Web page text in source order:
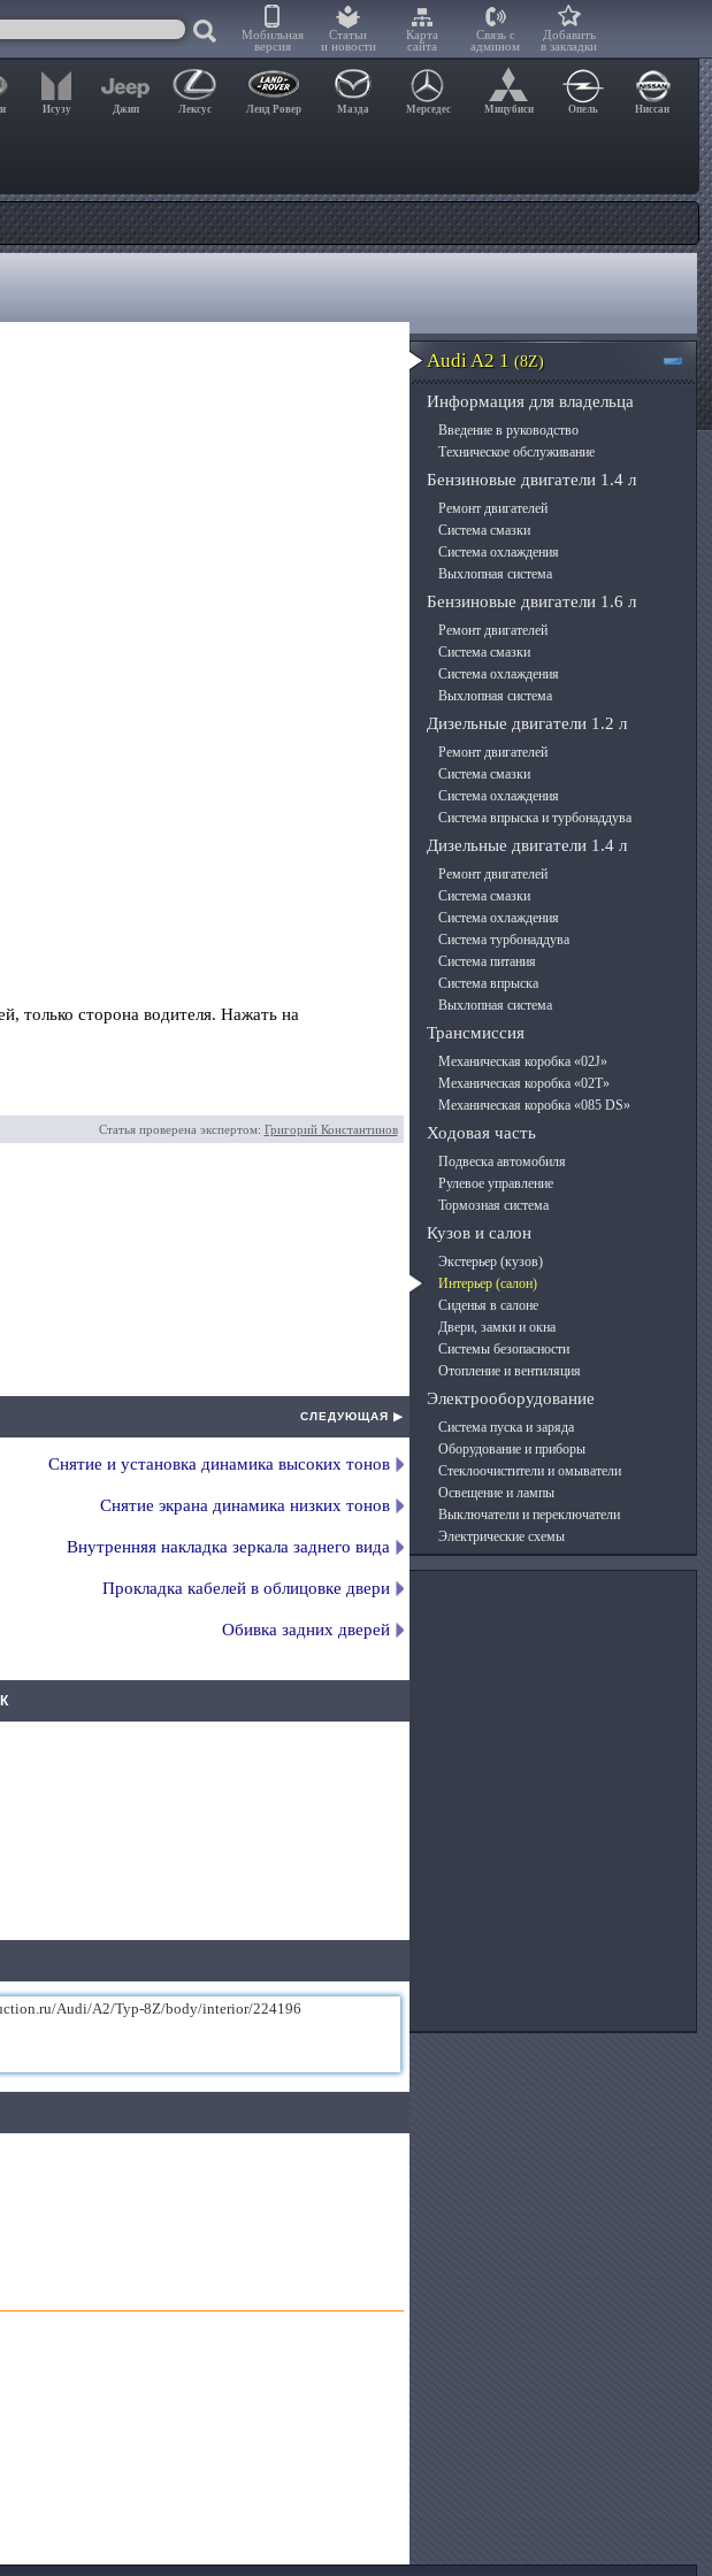
Мобильная
версия
Статьи
и новости
Карта
сайта
Связь с
админом
Добавить
в закладки
Исузу Джип Лексус Ленд Ровер Мазда Мерседес Мицубиси Опель Ниссан
только сторона водителя. Нажать на
Статья проверена экспертом: Григорий Константинов
СЛЕДУЮЩАЯ ▶
Снятие и установка динамика высоких тонов
Снятие экрана динамика низких тонов
Внутренняя накладка зеркала заднего вида
Прокладка кабелей в облицовке двери
Обивка задних дверей
Audi A2 1 (8Z)
Информация для владельца
Введение в руководство
Техническое обслуживание
Бензиновые двигатели 1.4 л
Ремонт двигателей
Система смазки
Система охлаждения
Выхлопная система
Бензиновые двигатели 1.6 л
Ремонт двигателей
Система смазки
Система охлаждения
Выхлопная система
Дизельные двигатели 1.2 л
Ремонт двигателей
Система смазки
Система охлаждения
Система впрыска и турбонаддува
Дизельные двигатели 1.4 л
Ремонт двигателей
Система смазки
Система охлаждения
Система турбонаддува
Система питания
Система впрыска
Выхлопная система
Трансмиссия
Механическая коробка «02J»
Механическая коробка «02T»
Механическая коробка «085 DS»
Ходовая часть
Подвеска автомобиля
Рулевое управление
Тормозная система
Кузов и салон
Экстерьер (кузов)
Интерьер (салон)
Сиденья в салоне
Двери, замки и окна
Системы безопасности
Отопление и вентиляция
Электрооборудование
Система пуска и заряда
Оборудование и приборы
Стеклоочистители и омыватели
Освещение и лампы
Выключатели и переключатели
Электрические схемы